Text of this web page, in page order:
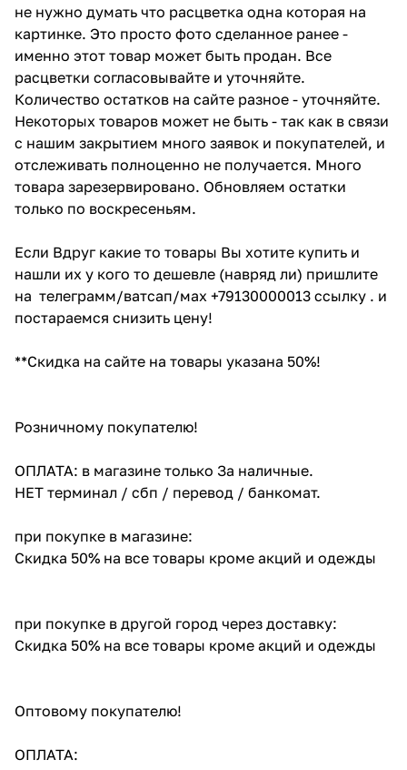
не нужно думать что расцветка одна которая на
картинке. Это просто фото сделанное ранее -
именно этот товар может быть продан. Все
расцветки согласовывайте и уточняйте.
Количество остатков на сайте разное - уточняйте.
Некоторых товаров может не быть - так как в связи
с нашим закрытием много заявок и покупателей, и
отслеживать полноценно не получается. Много
товара зарезервировано. Обновляем остатки
только по воскресеньям.
Если Вдруг какие то товары Вы хотите купить и
нашли их у кого то дешевле (навряд ли) пришлите
на телеграмм/ватсап/мах +79130000013 ссылку . и
постараемся снизить цену!
**Скидка на сайте на товары указана 50%!
Розничному покупателю!
ОПЛАТА: в магазине только За наличные.
НЕТ терминал / сбп / перевод / банкомат.
при покупке в магазине:
Скидка 50% на все товары кроме акций и одежды
при покупке в другой город через доставку:
Скидка 50% на все товары кроме акций и одежды
Оптовому покупателю!
ОПЛАТА: